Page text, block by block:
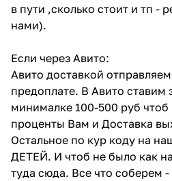
в пути ,сколько стоит и тп -
нами).
Если через Авито:
Авито доставкой
предоплате. В Авито ставим
минималке 100-500 руб чтоб
проценты Вам и Доставка
Остальное по кур коду на
ДЕТЕЙ. И чтоб не было как
туда сюда. Все что соберем